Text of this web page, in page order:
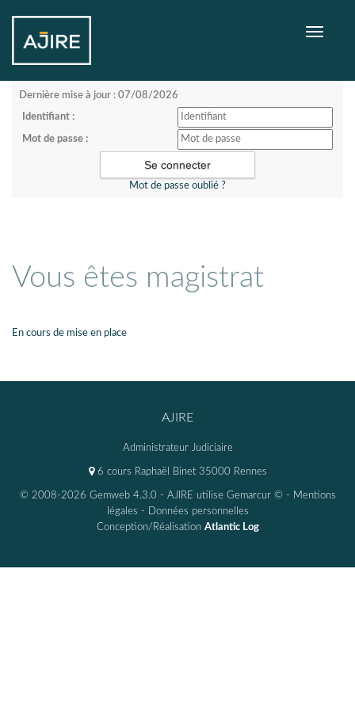
Toggle
Dernière mise à jour : 07/08/2026
Identifiant :
Mot de passe :
Mot de passe oublié ?
Vous êtes magistrat
En cours de mise en place
AJIRE
Administrateur Judiciaire
6 cours Raphaël Binet 35000 Rennes
© 2008-2026 Gemweb 4.3.0 - AJIRE utilise Gemarcur © - Mentions
légales - Données personnelles
Conception/Réalisation Atlantic Log